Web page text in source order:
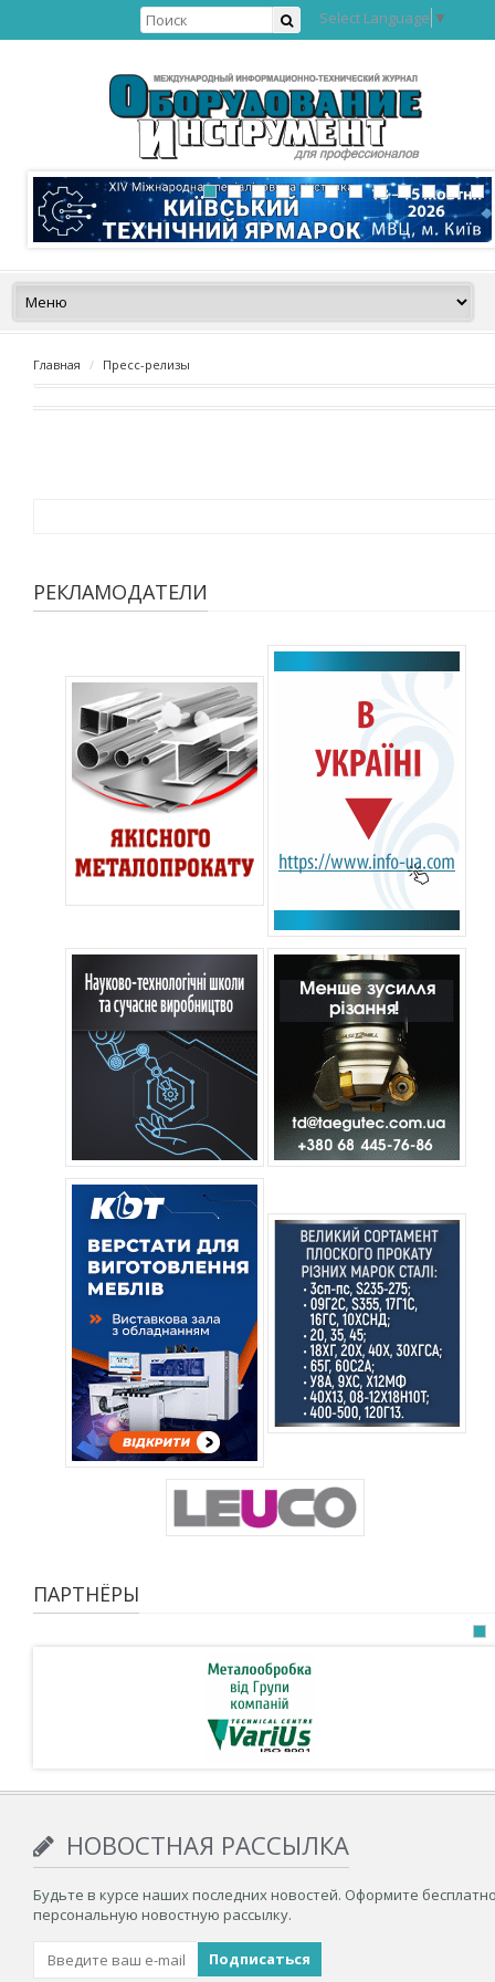
Select Language ▼
Главная Пресс-релизы
РЕКЛАМОДАТЕЛИ
ПАРТНЁРЫ
НОВОСТНАЯ РАССЫЛКА
Будьте в курсе наших последних новостей. Оформите
персональную новостную рассылку.